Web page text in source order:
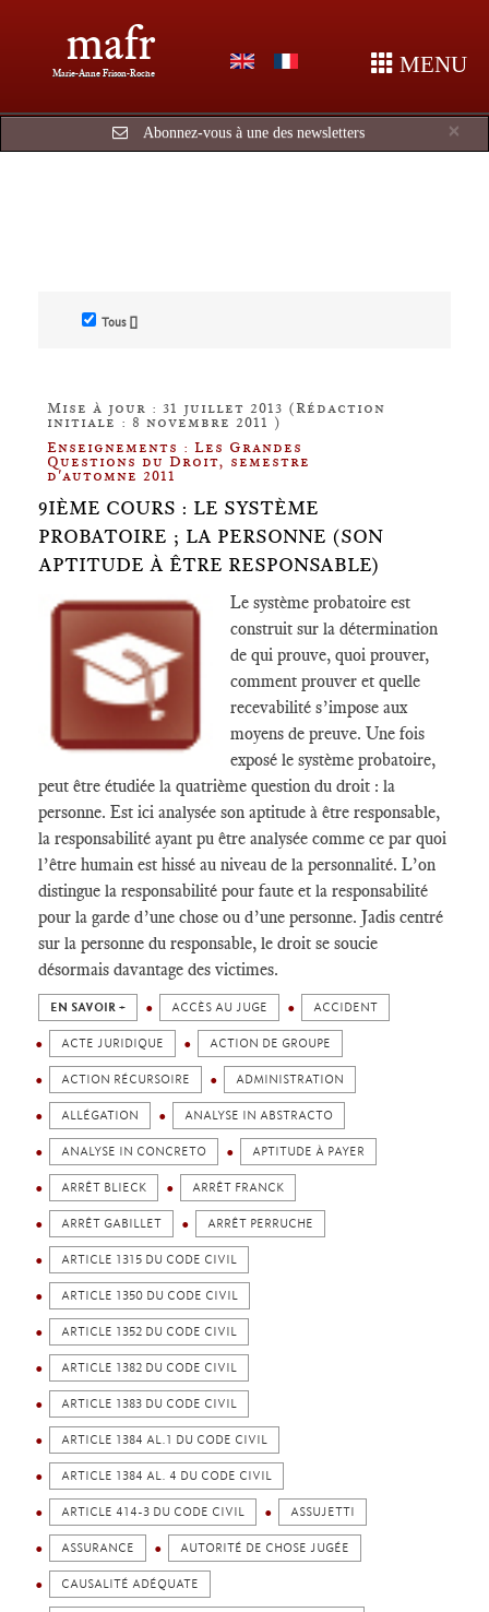
mafr
Marie-Anne Frison-Roche MENU
×
Abonnez-vous à une des newsletters
Tous []
Mise à jour : 31 juillet 2013 (Rédaction
initiale : 8 novembre 2011 )
Enseignements : Les Grandes
Questions du Droit, semestre
d'automne 2011
9IÈME COURS : LE SYSTÈME
PROBATOIRE ; LA PERSONNE (SON
APTITUDE À ÊTRE RESPONSABLE)
Le système probatoire est
construit sur la détermination
de qui prouve, quoi prouver,
comment prouver et quelle
recevabilité s’impose aux
moyens de preuve. Une fois
exposé le système probatoire,
peut être étudiée la quatrième question du droit : la
personne. Est ici analysée son aptitude à être responsable,
la responsabilité ayant pu être analysée comme ce par quoi
l’être humain est hissé au niveau de la personnalité. L’on
distingue la responsabilité pour faute et la responsabilité
pour la garde d’une chose ou d’une personne. Jadis centré
sur la personne du responsable, le droit se soucie
désormais davantage des victimes.
EN SAVOIR + ACCÈS AU JUGE ACCIDENT
ACTE JURIDIQUE ACTION DE GROUPE
ACTION RÉCURSOIRE ADMINISTRATION
ALLÉGATION ANALYSE IN ABSTRACTO
ANALYSE IN CONCRETO APTITUDE À PAYER
ARRÊT BLIECK ARRÊT FRANCK
ARRÊT GABILLET ARRÊT PERRUCHE
ARTICLE 1315 DU CODE CIVIL
ARTICLE 1350 DU CODE CIVIL
ARTICLE 1352 DU CODE CIVIL
ARTICLE 1382 DU CODE CIVIL
ARTICLE 1383 DU CODE CIVIL
ARTICLE 1384 AL.1 DU CODE CIVIL
ARTICLE 1384 AL. 4 DU CODE CIVIL
ARTICLE 414-3 DU CODE CIVIL ASSUJETTI
ASSURANCE AUTORITÉ DE CHOSE JUGÉE
CAUSALITÉ ADÉQUATE